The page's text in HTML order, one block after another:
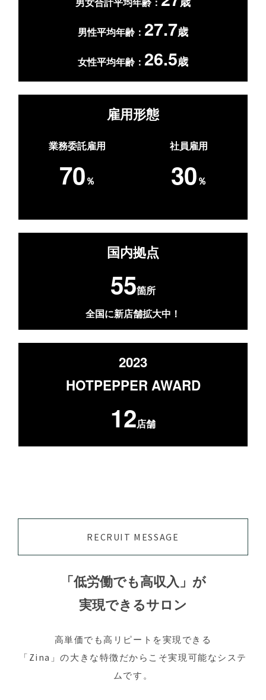
男性平均年齢： 27.7歳
女性平均年齢： 26.5歳
雇用形態
業務委託雇用
70％
社員雇用
30％
国内拠点
55箇所
全国に新店舗拡大中！
2023
HOTPEPPER AWARD
12店舗
RECRUIT MESSAGE
「低労働でも高収入」が
実現できるサロン
高単価でも高リピートを実現できる
「Zina」の大きな特徴だからこそ実現可能なシステ
ムです。